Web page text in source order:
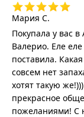
Мария С.
Покупала у вас в
Валерио. Еле
поставила.
совсем нет
хотят такую
прекрасное
пожеланиями! С